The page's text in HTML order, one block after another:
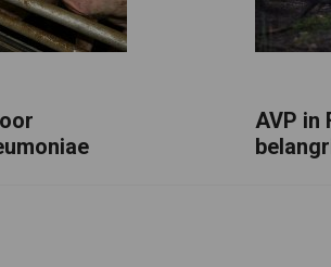
AVP in